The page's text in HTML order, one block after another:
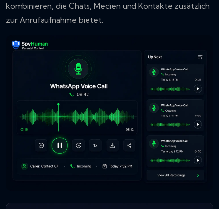
kombinieren, die Chats, Medien und Kontakte zusätzlich
zur Anrufaufnahme bietet.